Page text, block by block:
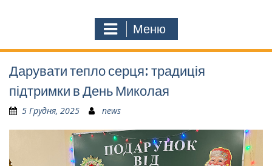
Меню
Дарувати тепло серця: традиція
підтримки в День Миколая
5 Грудня, 2025 news